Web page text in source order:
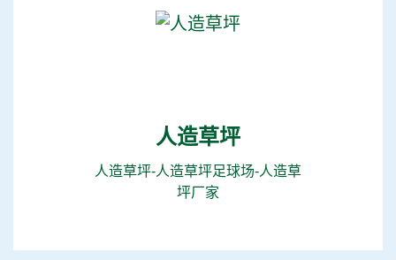
人造草坪
人造草坪-人造草坪足球场-人造草
坪厂家